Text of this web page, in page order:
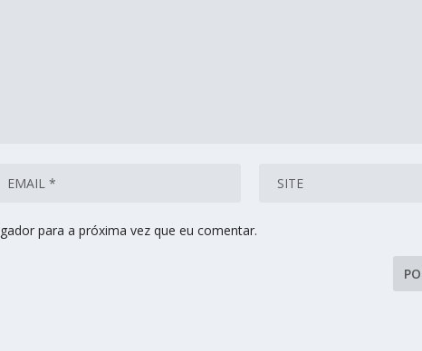
para a próxima vez que eu comentar.